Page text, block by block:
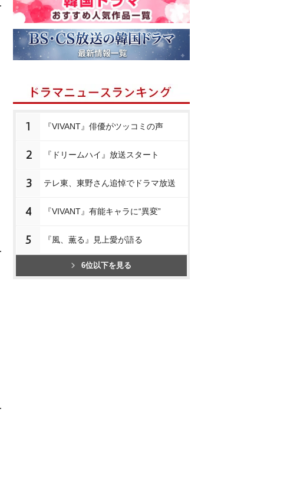
1 『VIVANT』俳優がツッコミの声
2 『ドリームハイ』放送スタート
3 テレ東、東野さん追悼でドラマ放送
4 『VIVANT』有能キャラに“異変”
5 『風、薫る』見上愛が語る
6位以下を見る